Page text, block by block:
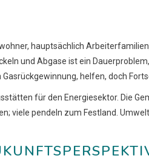
hauptsächlich
und Abgase ist ein
helfen, doch
für den Energiesektor. Die
viele pendeln zum Festland.